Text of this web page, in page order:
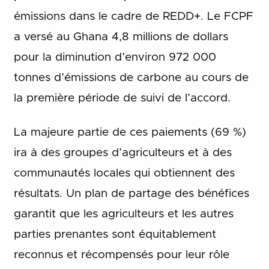
émissions dans le cadre de REDD+. Le FCPF
a versé au Ghana 4,8 millions de dollars
pour la diminution d’environ 972 000
tonnes d’émissions de carbone au cours de
la première période de suivi de l’accord.
La majeure partie de ces paiements (69 %)
ira à des groupes d’agriculteurs et à des
communautés locales qui obtiennent des
résultats. Un plan de partage des bénéfices
garantit que les agriculteurs et les autres
parties prenantes sont équitablement
reconnus et récompensés pour leur rôle